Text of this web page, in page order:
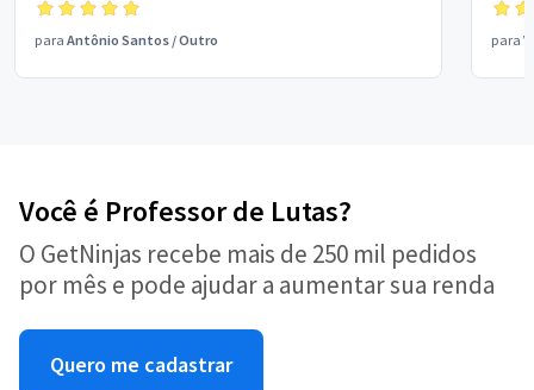
para Antônio Santos /Outro para
Você é Professor de Lutas?
O GetNinjas recebe mais de 250 mil pedidos
por mês e pode ajudar a aumentar sua renda
Quero me cadastrar